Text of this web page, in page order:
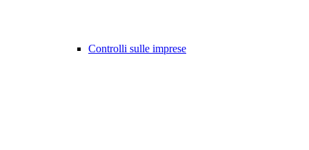
Controlli sulle imprese